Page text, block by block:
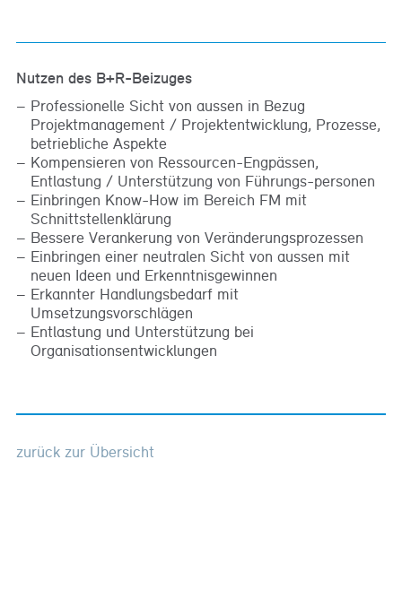
Nutzen des B+R-Beizuges
Professionelle Sicht von aussen in Bezug
Projektmanagement / Projektentwicklung, Prozesse,
betriebliche Aspekte
Kompensieren von Ressourcen-Engpässen,
Entlastung / Unterstützung von Führungs-personen
Einbringen Know-How im Bereich FM mit
Schnittstellenklärung
Bessere Verankerung von Veränderungsprozessen
Einbringen einer neutralen Sicht von aussen mit
neuen Ideen und Erkenntnisgewinnen
Erkannter Handlungsbedarf mit
Umsetzungsvorschlägen
Entlastung und Unterstützung bei
Organisationsentwicklungen
zurück zur Übersicht